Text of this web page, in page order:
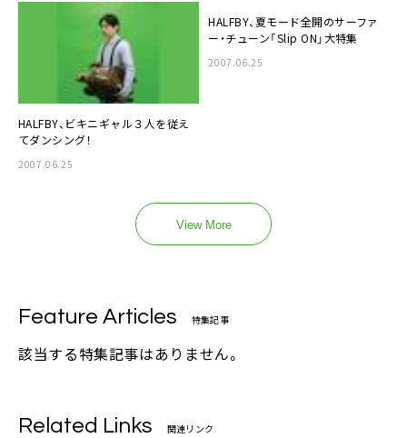
HALFBY、ビキニギャル３人を従え
てダンシング！
2007.06.25
HALFBY、夏モード全開のサーファ
ー・チューン「Slip ON」大特集
2007.06.25
View More
Feature Articles 特集記事
該当する特集記事はありません。
Related Links 関連リンク